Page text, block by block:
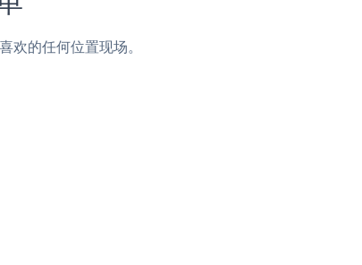
的任何位置现场。